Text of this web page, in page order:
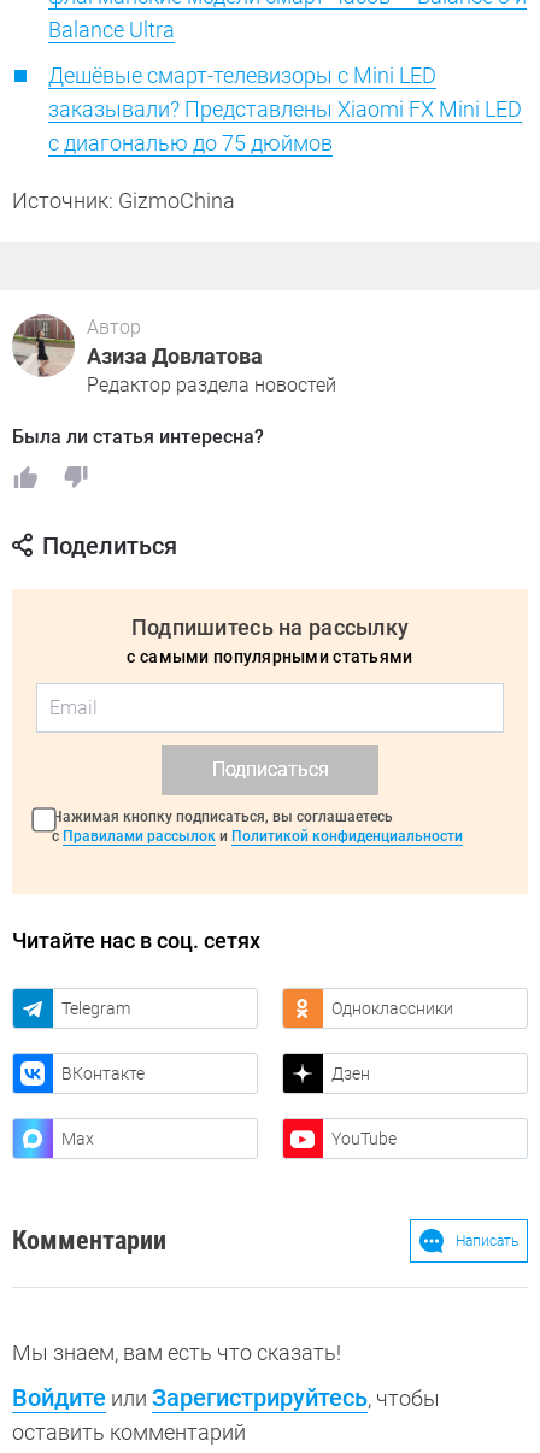
Balance Ultra
Дешёвые смарт-телевизоры с Mini LED
заказывали? Представлены Xiaomi FX Mini LED
с диагональю до 75 дюймов
Источник: GizmoChina
Автор
Азиза Довлатова
Редактор раздела новостей
Была ли статья интересна?
Поделиться
Подпишитесь на рассылку
с самыми популярными статьями
Подписаться
Нажимая кнопку подписаться, вы соглашаетесь
с Правилами рассылок и Политикой конфиденциальности
Читайте нас в соц. сетях
Telegram Одноклассники
ВКонтакте Дзен
Max YouTube
Комментарии Написать
Мы знаем, вам есть что сказать!
Войдите или Зарегистрируйтесь, чтобы
оставить комментарий